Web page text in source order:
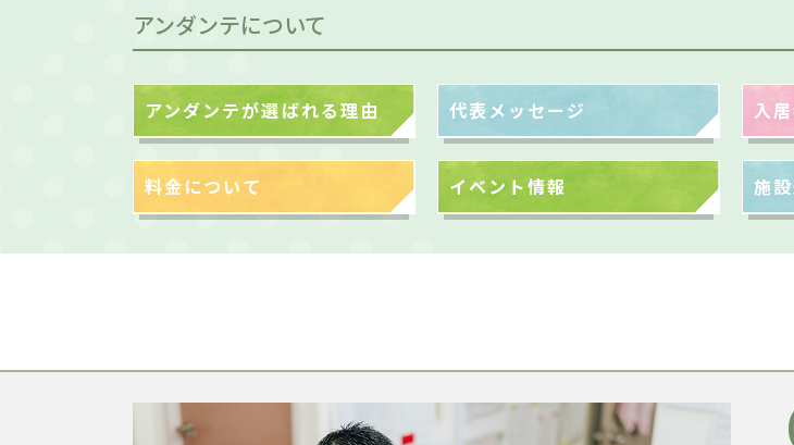
アンダンテについて
アンダンテが選ばれる理由 代表メッセージ 入
料金について イベント情報 施